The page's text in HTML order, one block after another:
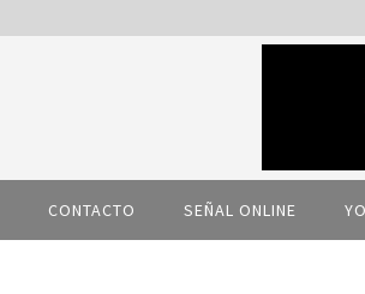
CONTACTO SEÑAL ONLINE